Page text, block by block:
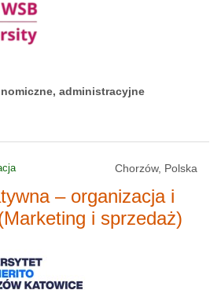
administracyjne
Chorzów, Polska
– organizacja i
i sprzedaż)